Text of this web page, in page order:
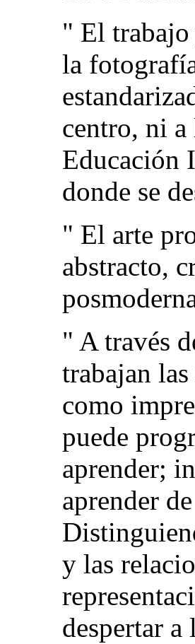
" El trabajo
la
centro, ni a
Educación
donde se
" El arte
abstracto,
" A través
trabajan
como
puede
aprender;
aprender
y las
despertar a